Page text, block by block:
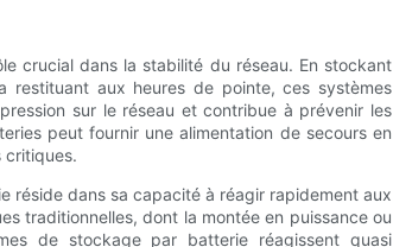
crucial dans la stabilité du réseau. En stockant
restituant aux heures de pointe, ces systèmes
sur le réseau et contribue à prévenir les
peut fournir une alimentation de secours en
critiques.
réside dans sa capacité à réagir rapidement aux
traditionnelles, dont la montée en puissance ou
de stockage par batterie réagissent quasi